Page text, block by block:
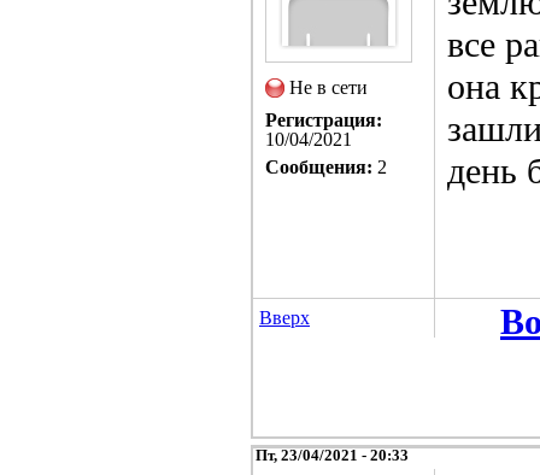
Не в сети
Регистрация:
10/04/2021
Сообщения: 2
все
она
день
Вверх
Пт, 23/04/2021 - 20:33